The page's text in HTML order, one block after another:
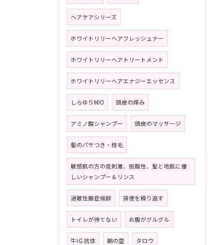
ヘアケアシリーズ
ホワイトリリーヘアフレッシュナー
ホワイトリリーヘアトリートメント
ホワイトリリーヘアエナジーエッセンス
しらゆりMIO 頭皮の痒み
アミノ酸シャンプー 頭皮のマッサージ
髪のパサつき・枝毛
敏感肌の方の低刺激、弱酸性、髪と地肌に優
しいシャンプー＆リンス
過敏性腸症候群 排便を繰り返す
トイレが待てない お腹がグルグル
牛IＧ抗体 朝の空 タロウ